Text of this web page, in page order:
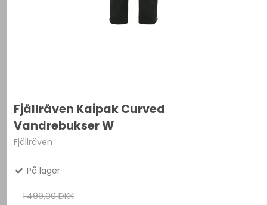
Fjällräven Kaipak Curved
Vandrebukser W
Fjällräven
På lager
1.499,00 DKK